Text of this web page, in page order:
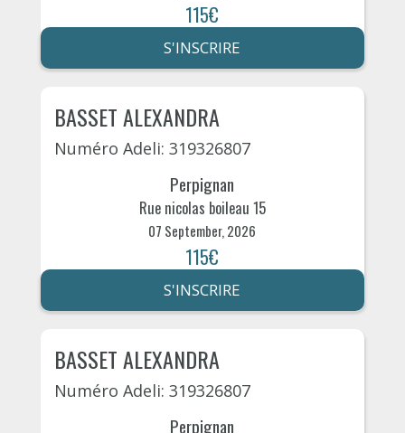
115€
S'INSCRIRE
BASSET ALEXANDRA
Numéro Adeli: 319326807
Perpignan
Rue nicolas boileau 15
07 September, 2026
115€
S'INSCRIRE
BASSET ALEXANDRA
Numéro Adeli: 319326807
Perpignan